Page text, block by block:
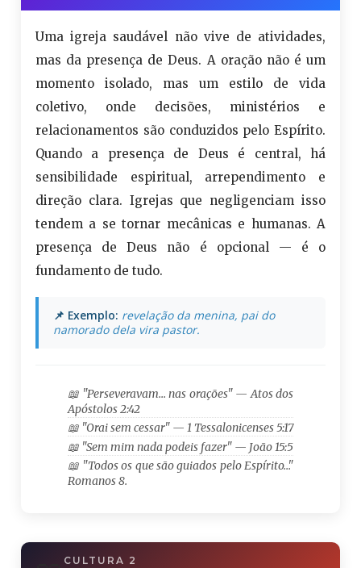
Uma igreja saudável não vive de atividades,
mas da presença de Deus. A oração não é um
momento isolado, mas um estilo de vida
coletivo, onde decisões, ministérios e
relacionamentos são conduzidos pelo Espírito.
Quando a presença de Deus é central, há
sensibilidade espiritual, arrependimento e
direção clara. Igrejas que negligenciam isso
tendem a se tornar mecânicas e humanas. A
presença de Deus não é opcional — é o
fundamento de tudo.
📌 Exemplo: revelação da menina, pai do
namorado dela vira pastor.
📖 "Perseveravam… nas orações" — Atos dos
Apóstolos 2:42
📖 "Orai sem cessar" — 1 Tessalonicenses 5:17
📖 "Sem mim nada podeis fazer" — João 15:5
📖 "Todos os que são guiados pelo Espírito…"
Romanos 8.
CULTURA 2